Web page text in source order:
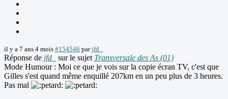
il y a 7 ans 4 mois #154546 parjfd_
Réponse de jfd_ sur le sujet Transversale des As (01)
Mode Humour : Moi ce que je vois sur la copie écran TV, c'est que
Gilles s'est quand même enquillé 207km en un peu plus de 3 heures.
Pas mal